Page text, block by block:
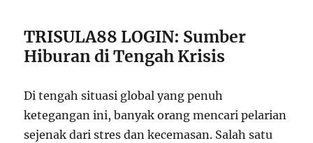
TRISULA88 LOGIN: Sumber
Hiburan di Tengah Krisis
Di tengah situasi global yang penuh
ketegangan ini, banyak orang mencari pelarian
sejenak dari stres dan kecemasan. Salah satu